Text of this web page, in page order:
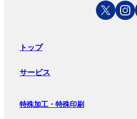
トップ
サービス
特殊加工・特殊印刷